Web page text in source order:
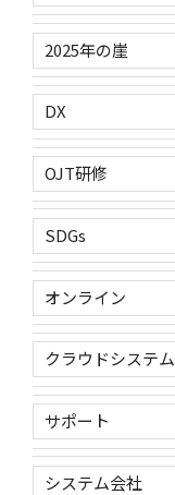
2025年の崖
DX
OJT研修
SDGs
オンライン
クラウドシステム
サポート
システム会社